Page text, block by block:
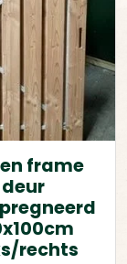
frame
deur
rechts